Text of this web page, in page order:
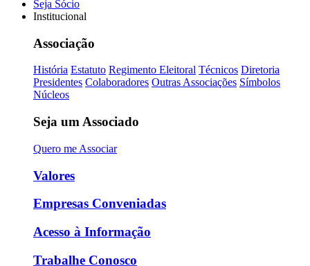
Seja Sócio
Institucional
Associação
História Estatuto Regimento Eleitoral Técnicos Diretoria
Presidentes Colaboradores Outras Associações Símbolos
Núcleos
Seja um Associado
Quero me Associar
Valores
Empresas Conveniadas
Acesso à Informação
Trabalhe Conosco